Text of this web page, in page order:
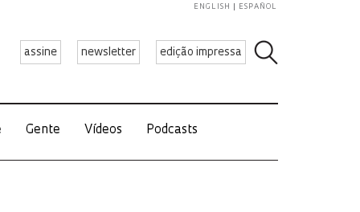
assine newsletter edição impressa
ENGLISH ESPAÑOL
Gente Vídeos Podcasts